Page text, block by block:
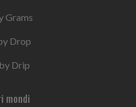
Grams
Drop
Drip
mondi